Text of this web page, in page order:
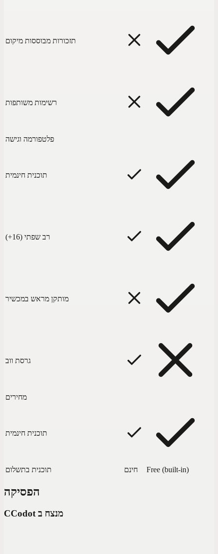
תזכורות מבוססות מיקום
רשימות משותפות
פלטפורמה וגישה
תוכנית חינמית
רב שפתי (16+)
מותקן מראש במכשיר
גרסת ווב
מחירים
תוכנית חינמית
תוכנית בתשלום חינם Free (built-in)
הפסיקה
C Codot מנצח ב